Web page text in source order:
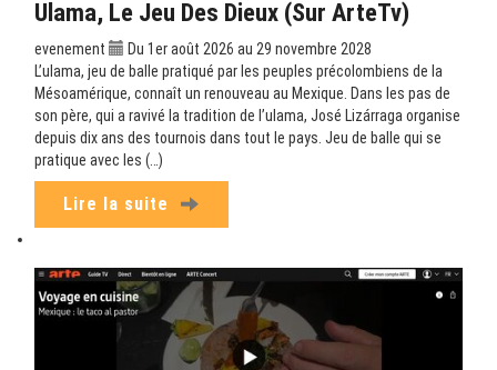
Ulama, Le Jeu Des Dieux (sur ArteTv)
evenement
Du 1er août 2026 au 29 novembre 2028
L’ulama, jeu de balle pratiqué par les peuples précolombiens de la
Mésoamérique, connaît un renouveau au Mexique. Dans les pas de
son père, qui a ravivé la tradition de l’ulama, José Lizárraga organise
depuis dix ans des tournois dans tout le pays. Jeu de balle qui se
pratique avec les (…)
Lire la suite